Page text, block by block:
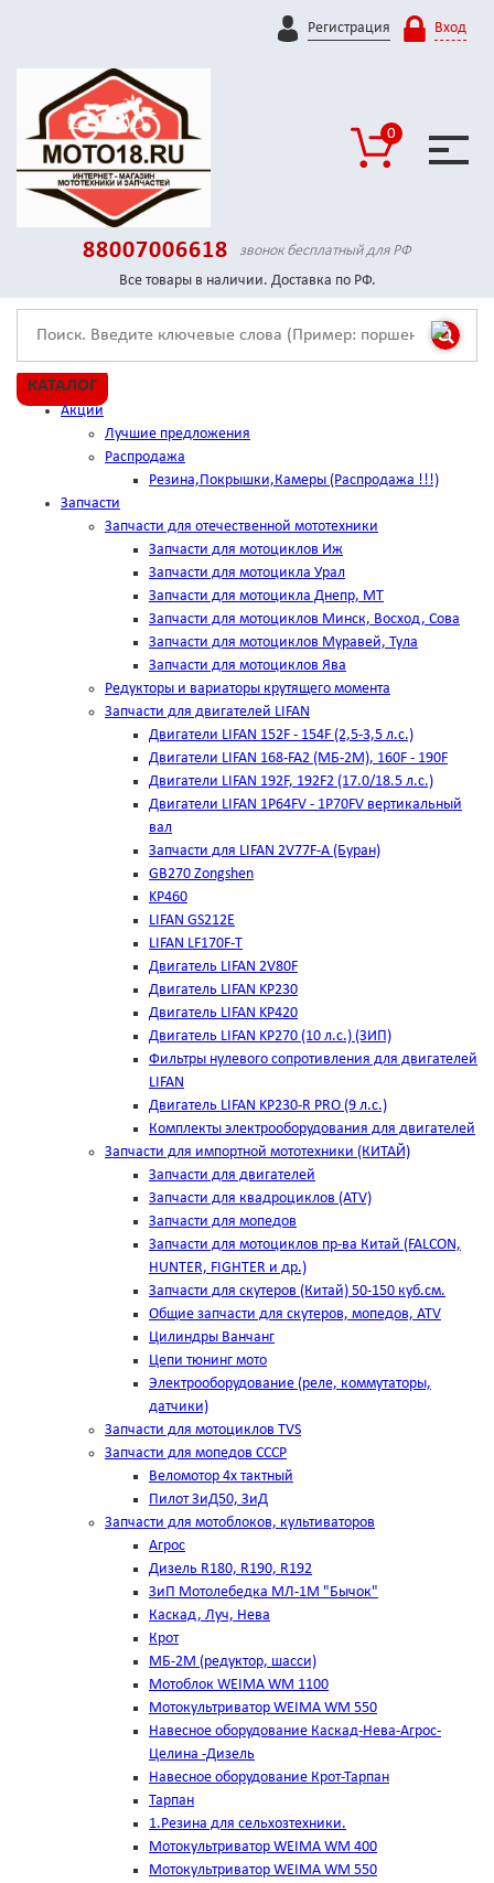
Регистрация Вход
0
88007006618
звонок бесплатный для РФ
Все товары в наличии. Доставка по РФ.
КАТАЛОГ
Акции
Лучшие предложения
Распродажа
Резина,Покрышки,Камеры (Распродажа !!!)
Запчасти
Запчасти для отечественной мототехники
Запчасти для мотоциклов Иж
Запчасти для мотоцикла Урал
Запчасти для мотоцикла Днепр, МТ
Запчасти для мотоциклов Минск, Восход, Сова
Запчасти для мотоциклов Муравей, Тула
Запчасти для мотоциклов Ява
Редукторы и вариаторы крутящего момента
Запчасти для двигателей LIFAN
Двигатели LIFAN 152F - 154F (2,5-3,5 л.с.)
Двигатели LIFAN 168-FA2 (МБ-2М), 160F - 190F
Двигатели LIFAN 192F, 192F2 (17.0/18.5 л.с.)
Двигатели LIFAN 1Р64FV - 1Р70FV вертикальный
вал
Запчасти для LIFAN 2V77F-A (Буран)
GB270 Zongshen
KP460
LIFAN GS212E
LIFAN LF170F-T
Двигатель LIFAN 2V80F
Двигатель LIFAN KP230
Двигатель LIFAN KP420
Двигатель LIFAN KP270 (10 л.с.) (ЗИП)
Фильтры нулевого сопротивления для двигателей
LIFAN
Двигатель LIFAN KP230-R PRO (9 л.с.)
Комплекты электрооборудования для двигателей
Запчасти для импортной мототехники (КИТАЙ)
Запчасти для двигателей
Запчасти для квадроциклов (ATV)
Запчасти для мопедов
Запчасти для мотоциклов пр-ва Китай (FALCON,
HUNTER, FIGHTER и др.)
Запчасти для скутеров (Китай) 50-150 куб.см.
Общие запчасти для скутеров, мопедов, ATV
Цилиндры Ванчанг
Цепи тюнинг мото
Электрооборудование (реле, коммутаторы,
датчики)
Запчасти для мотоциклов TVS
Запчасти для мопедов СССР
Веломотор 4х тактный
Пилот ЗиД50, ЗиД
Запчасти для мотоблоков, культиваторов
Агрос
Дизель R180, R190, R192
ЗиП Мотолебедка МЛ-1М "Бычок"
Каскад, Луч, Нева
Крот
МБ-2М (редуктор, шасси)
Мотоблок WEIMA WM 1100
Мотокультриватор WEIMA WM 550
Навесное оборудование Каскад-Нева-Агрос-
Целина -Дизель
Навесное оборудование Крот-Тарпан
Тарпан
1.Резина для сельхозтехники.
Мотокультриватор WEIMA WM 400
Мотокультриватор WEIMA WM 550